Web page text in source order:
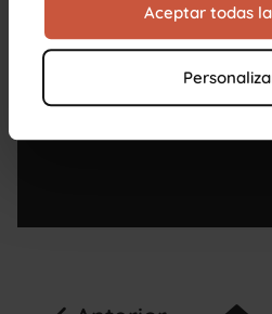
Aceptar todas